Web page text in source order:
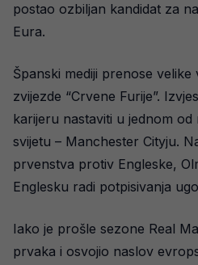
postao ozbiljan kandidat za
Eura.
Španski mediji prenose
zvijezde “Crvene Furije”.
karijeru nastaviti u jednom
svijetu – Manchester Cityju.
prvenstva protiv Engleske,
Englesku radi potpisivanja
Iako je prošle sezone Real
prvaka i osvojio naslov